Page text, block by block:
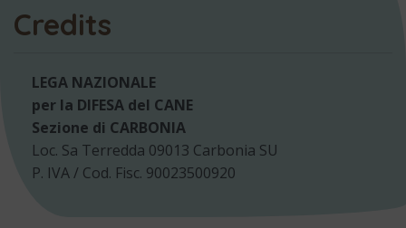
Credits
LEGA NAZIONALE
per la DIFESA del CANE
Sezione di CARBONIA
Loc. Sa Terredda 09013 Carbonia SU
P. IVA / Cod. Fisc. 90023500920